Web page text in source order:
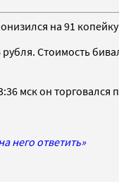
на 91
Стоимость
мск он торговался
него ответить»